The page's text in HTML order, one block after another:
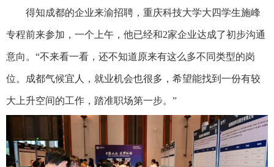
得知成都的企业来渝招聘，重庆科技大学大四学生施峰
专程前来参加，一个上午，他已经和2家企业达成了初步沟通
意向。“不来看一看，还不知道原来有这么多不同类型的岗
位。成都气候宜人，就业机会也很多，希望能找到一份有较
大上升空间的工作，踏准职场第一步。”